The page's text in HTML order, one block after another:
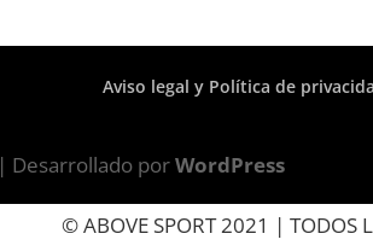
Aviso legal y Política de
| Desarrollado porWordPress
© ABOVE SPORT 2021 | TODOS